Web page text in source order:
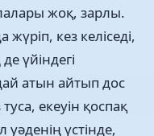
жоқ, зарлы.
жүріп, кез келіседі,
үйіндегі
атын айтып дос
екеуін қоспақ
үстінде,